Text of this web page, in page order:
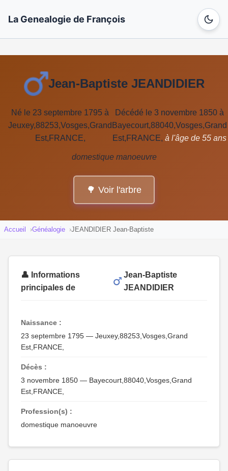
La Genealogie de François
Jean-Baptiste JEANDIDIER
Né le 23 septembre 1795 à
Jeuxey,88253,Vosges,Grand
Est,FRANCE,
Décédé le 3 novembre 1850 à
Bayecourt,88040,Vosges,Grand
Est,FRANCE, à l'âge de 55 ans
domestique manoeuvre
🌳 Voir l'arbre
Accueil Généalogie JEANDIDIER Jean-Baptiste
👤 Informations
principales de
Jean-Baptiste
JEANDIDIER
Naissance :
23 septembre 1795 — Jeuxey,88253,Vosges,Grand
Est,FRANCE,
Décès :
3 novembre 1850 — Bayecourt,88040,Vosges,Grand
Est,FRANCE,
Profession(s) :
domestique manoeuvre